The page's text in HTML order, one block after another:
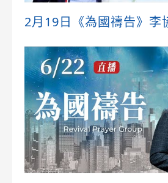
2月19日《為國禱告》李